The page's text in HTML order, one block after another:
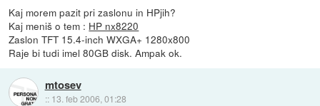
Kaj morem pazit pri zaslonu in HPjih?
Kaj meniš o tem : HP nx8220
Zaslon TFT 15.4-inch WXGA+ 1280x800
Raje bi tudi imel 80GB disk. Ampak ok.
mtosev
:: 13. feb 2006, 01:28